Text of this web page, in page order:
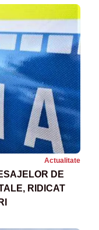
Actualitate
DE
RIDICAT